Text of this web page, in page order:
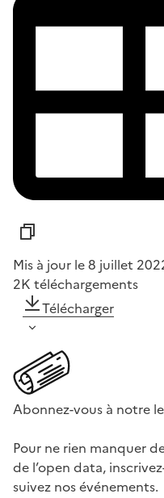
Mis à jour le 8 juillet
2K téléchargements
Télécharger
Abonnez-vous à notre
Pour ne rien manquer
de l’open data,
suivez nos événements.